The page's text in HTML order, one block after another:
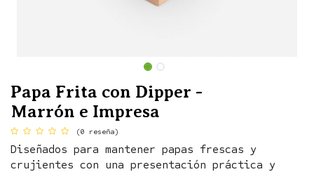
Papa Frita con Dipper -
Marrón e Impresa
(0 reseña)
Diseñados para mantener papas frescas y
crujientes con una presentación práctica y